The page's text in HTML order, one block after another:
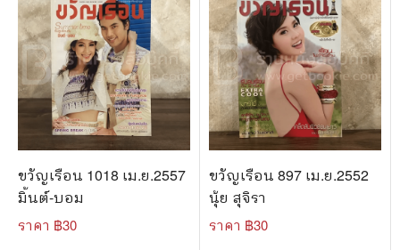
ขวัญเรือน 1018 เม.ย.2557
มิ้นต์-บอม
ราคา ฿30
ขวัญเรือน 897 เม.ย.2552
นุ้ย สุจิรา
ราคา ฿30
🎓 การศึกษา
😼 หนังสือการ์ตูน
🐲 หนังสือเด็ก
📕 นิตยสาร
🌎 International Books
🎲 Board Game
📅 สินค้าอื่นๆ